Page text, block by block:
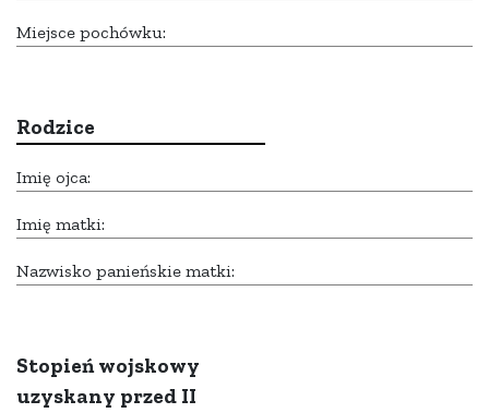
Miejsce pochówku:
Rodzice
Imię ojca:
Imię matki:
Nazwisko panieńskie matki:
Stopień wojskowy
uzyskany przed II